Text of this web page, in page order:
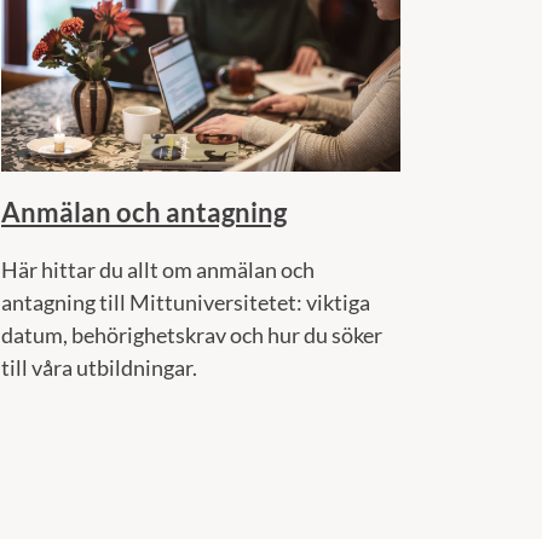
Anmälan och antagning
Här hittar du allt om anmälan och
antagning till Mittuniversitetet: viktiga
datum, behörighetskrav och hur du söker
till våra utbildningar.